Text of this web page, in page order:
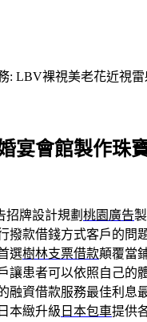
LBV裸視美老花近視雷
宴會館製作珠
招牌設計規劃 桃園廣告
撥款借錢方式客戶的問
選樹林支票借款顛覆當
讓患者可以依照自己的
融資借款服務最佳利息
本緻升級 日本包車提供